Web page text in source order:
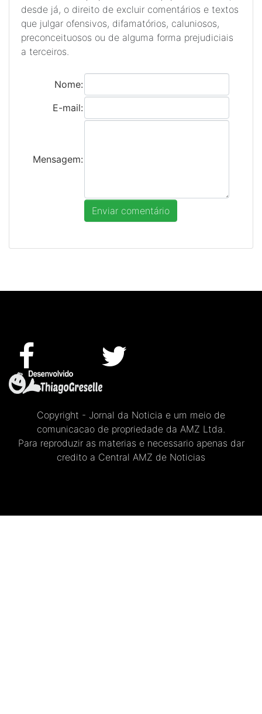
desde já, o direito de excluir comentários e textos
que julgar ofensivos, difamatórios, caluniosos,
preconceituosos ou de alguma forma prejudiciais
a terceiros.
Nome:
E-mail:
Mensagem:
Copyright - Jornal da Noticia e um meio de
comunicacao de propriedade da AMZ Ltda.
Para reproduzir as materias e necessario apenas dar
credito a Central AMZ de Noticias